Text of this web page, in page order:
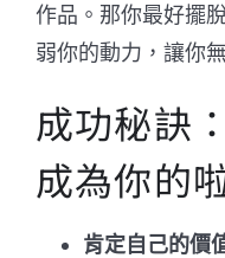
作品。那你最好擺
弱你的動力，讓你
成功秘訣
成為你的
肯定自己的價